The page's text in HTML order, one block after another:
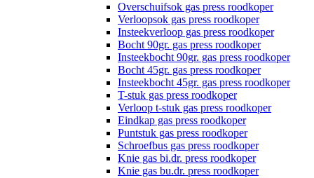
Overschuifsok gas press roodkoper
Verloopsok gas press roodkoper
Insteekverloop gas press roodkoper
Bocht 90gr. gas press roodkoper
Insteekbocht 90gr. gas press roodkoper
Bocht 45gr. gas press roodkoper
Insteekbocht 45gr. gas press roodkoper
T-stuk gas press roodkoper
Verloop t-stuk gas press roodkoper
Eindkap gas press roodkoper
Puntstuk gas press roodkoper
Schroefbus gas press roodkoper
Knie gas bi.dr. press roodkoper
Knie gas bu.dr. press roodkoper